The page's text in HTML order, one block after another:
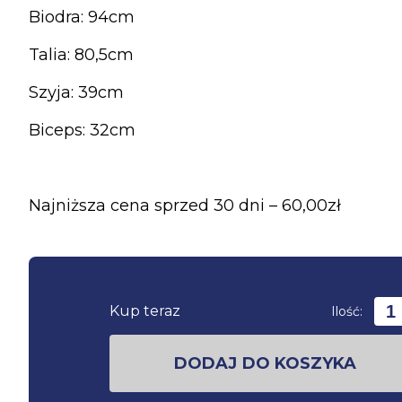
Biodra: 94cm
Talia: 80,5cm
Szyja: 39cm
Biceps: 32cm
Najniższa cena sprzed 30 dni – 60,00zł
Kup teraz Ilość:
DODAJ DO KOSZYKA